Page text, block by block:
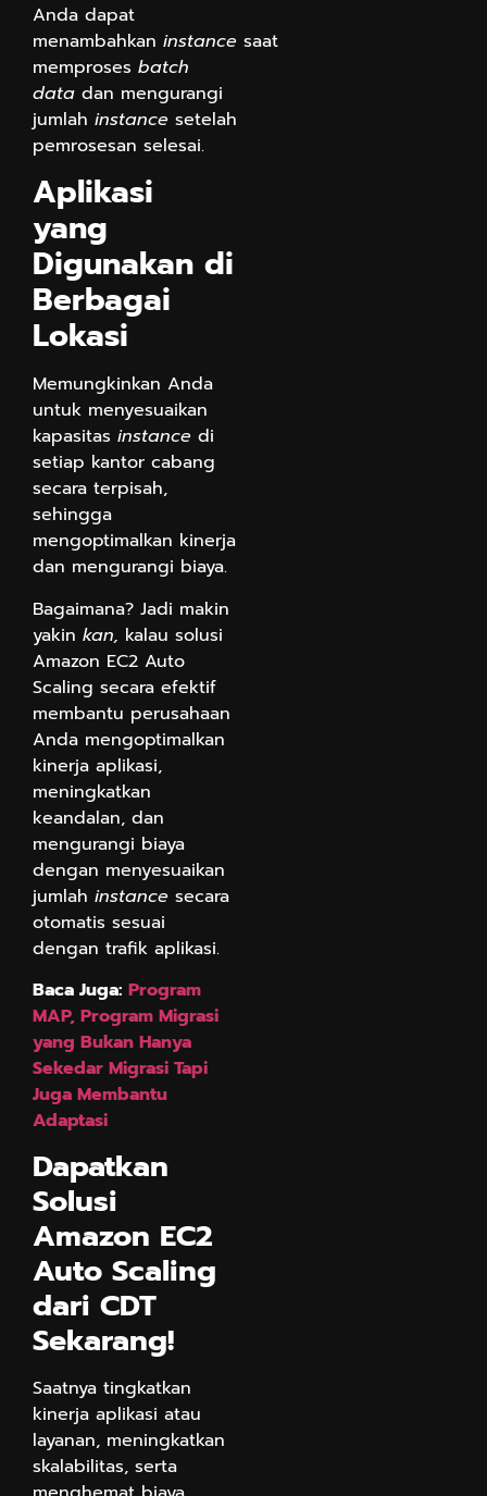
Anda dapat
menambahkan instance saat
memproses batch
data dan mengurangi
jumlah instance setelah
pemrosesan selesai.
Aplikasi
yang
Digunakan di
Berbagai
Lokasi
Memungkinkan Anda
untuk menyesuaikan
kapasitas instance di
setiap kantor cabang
secara terpisah,
sehingga
mengoptimalkan kinerja
dan mengurangi biaya.
Bagaimana? Jadi makin
yakin kan, kalau solusi
Amazon EC2 Auto
Scaling secara efektif
membantu perusahaan
Anda mengoptimalkan
kinerja aplikasi,
meningkatkan
keandalan, dan
mengurangi biaya
dengan menyesuaikan
jumlah instance secara
otomatis sesuai
dengan trafik aplikasi.
Baca Juga: Program
MAP, Program Migrasi
yang Bukan Hanya
Sekedar Migrasi Tapi
Juga Membantu
Adaptasi
Dapatkan
Solusi
Amazon EC2
Auto Scaling
dari CDT
Sekarang!
Saatnya tingkatkan
kinerja aplikasi atau
layanan, meningkatkan
skalabilitas, serta